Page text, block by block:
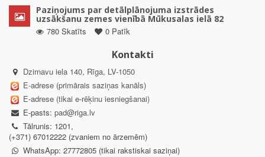
Paziņojums par detālplānojuma izstrādes
uzsākšanu zemes vienībā Mūkusalas ielā 82
780 Skatīts
0 Patīk
Kontakti
Dzirnavu iela 140, Rīga, LV-1050
E-adrese (primārais saziņas kanāls)
E-adrese (tikai e-rēķinu iesniegšanai)
E-pasts: pad@riga.lv
Tālrunis: 1201,
(+371) 67012222 (zvaniem no ārzemēm)
WhatsApp: 27772805 (tikai rakstiskai saziņai)